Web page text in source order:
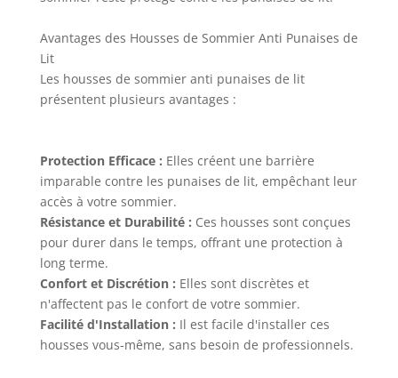
Avantages des Housses de Sommier Anti Punaises de
Lit
Les housses de sommier anti punaises de lit
présentent plusieurs avantages :
Protection Efficace : Elles créent une barrière
imparable contre les punaises de lit, empêchant leur
accès à votre sommier.
Résistance et Durabilité : Ces housses sont conçues
pour durer dans le temps, offrant une protection à
long terme.
Confort et Discrétion : Elles sont discrètes et
n'affectent pas le confort de votre sommier.
Facilité d'Installation : Il est facile d'installer ces
housses vous-même, sans besoin de professionnels.